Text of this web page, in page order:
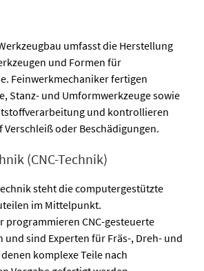
umfasst die Herstellung
und Formen für
Feinwerkmechaniker fertigen
Stanz- und Umformwerkzeuge sowie
und kontrollieren
Verschleiß oder Beschädigungen.
(CNC-Technik)
steht die computergestützte
im Mittelpunkt.
programmieren CNC-gesteuerte
und sind Experten für Fräs-, Dreh- und
komplexe Teile nach